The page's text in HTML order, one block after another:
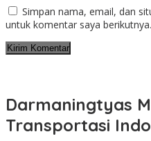
Simpan nama, email, dan
untuk komentar saya berikutnya.
Darmaningtyas
Transportasi